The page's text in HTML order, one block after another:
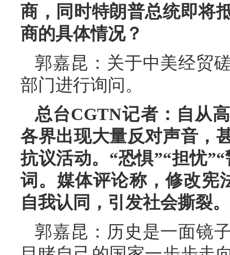
商，同时特朗普总统即将
商的具体情况？
郭嘉昆：关于中美经贸
部门进行询问。
总台CGTN记者：自从
各界出现大量反对声音，
抗议活动。“恐惧”“担忧
词。媒体评论称，修改宪
自我认同，引发社会撕裂
郭嘉昆：历史是一面镜